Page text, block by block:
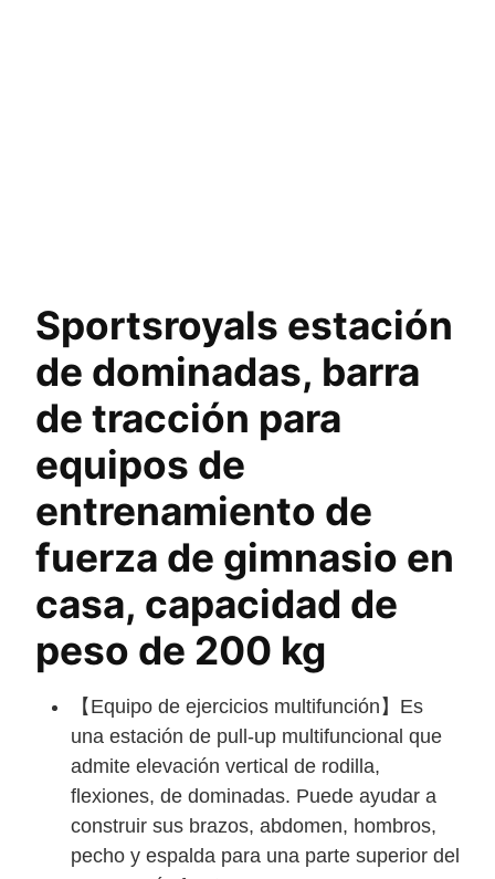
Sportsroyals estación
de dominadas, barra
de tracción para
equipos de
entrenamiento de
fuerza de gimnasio en
casa, capacidad de
peso de 200 kg
【Equipo de ejercicios multifunción】Es
una estación de pull-up multifuncional que
admite elevación vertical de rodilla,
flexiones, de dominadas. Puede ayudar a
construir sus brazos, abdomen, hombros,
pecho y espalda para una parte superior del